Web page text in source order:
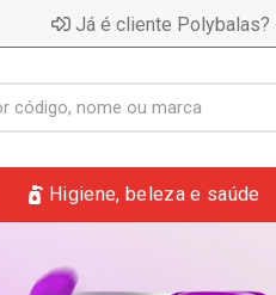
Já é cliente Polybalas?
Higiene, beleza e saúde